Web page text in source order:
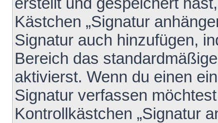
Kästchen „Signatur
Signatur auch hinzufügen,
Bereich das
aktivierst. Wenn du einen
Signatur verfassen
Kontrollkästchen „Signatur